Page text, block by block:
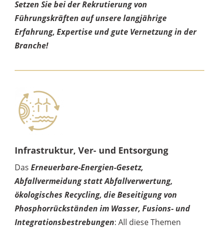
Setzen Sie bei der Rekrutierung von
Führungskräften auf unsere langjährige
Erfahrung, Expertise und gute Vernetzung in der
Branche!
Infrastruktur, Ver- und Entsorgung
Das Erneuerbare-Energien-Gesetz,
Abfallvermeidung statt Abfallverwertung,
ökologisches Recycling, die Beseitigung von
Phosphorrückständen im Wasser, Fusions- und
Integrationsbestrebungen: All diese Themen